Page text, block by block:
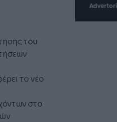
του
το νέο
στο